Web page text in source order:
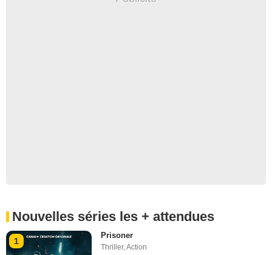
Nouvelles séries les + attendues
1
Prisoner
Thriller,Action